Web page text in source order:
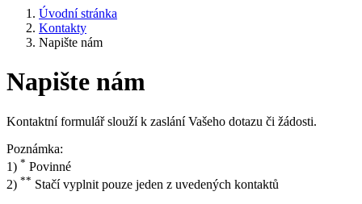
Úvodní stránka
Kontakty
Napište nám
Napište nám
Kontaktní formulář slouží k zaslání Vašeho dotazu či žádosti.
Poznámka:
1) * Povinné
2) ** Stačí vyplnit pouze jeden z uvedených kontaktů